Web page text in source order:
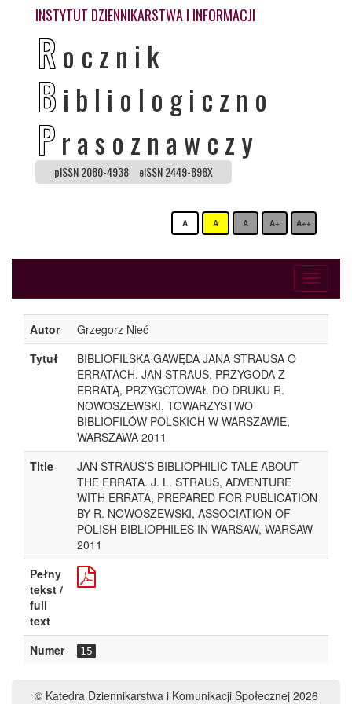
INSTYTUT DZIENNIKARSTWA I INFORMACJI
Rocznik
B ibliologiczno
Prasoznawczy
pISSN 2080-4938 eISSN 2449-898X
A A A A+ A++
Toggle
Autor
Grzegorz Nieć
Tytuł
BIBLIOFILSKA GAWĘDA JANA STRAUSA O
ERRATACH. JAN STRAUS, PRZYGODA Z
ERRATĄ, PRZYGOTOWAŁ DO DRUKU R.
NOWOSZEWSKI, TOWARZYSTWO
BIBLIOFILÓW POLSKICH W WARSZAWIE,
WARSZAWA 2011
Title
JAN STRAUS’S BIBLIOPHILIC TALE ABOUT
THE ERRATA. J. L. STRAUS, ADVENTURE
WITH ERRATA, PREPARED FOR PUBLICATION
BY R. NOWOSZEWSKI, ASSOCIATION OF
POLISH BIBLIOPHILES IN WARSAW, WARSAW
2011
Pełny
tekst /
full
text
Numer
15
© Katedra Dziennikarstwa i Komunikacji Społecznej 2026